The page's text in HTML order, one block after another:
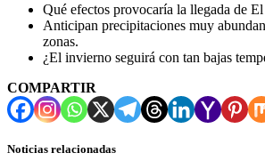
Qué efectos provocaría la llegada de
Anticipan precipitaciones muy
zonas.
¿El invierno seguirá con tan bajas
COMPARTIR
Noticias relacionadas